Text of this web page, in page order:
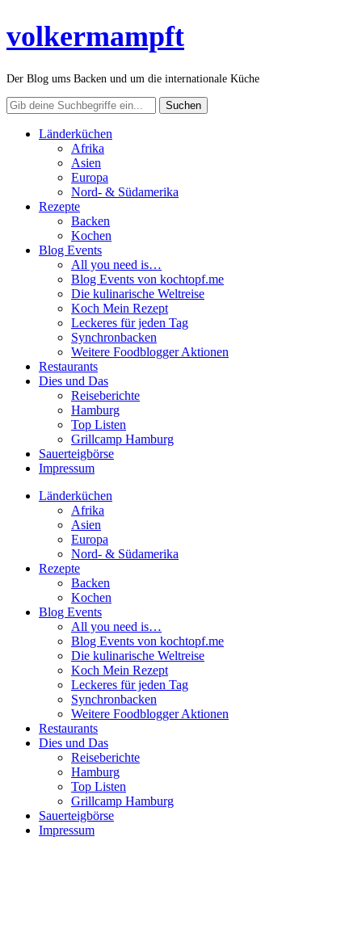
volkermampft
Der Blog ums Backen und um die internationale Küche
Länderküchen
Afrika
Asien
Europa
Nord- & Südamerika
Rezepte
Backen
Kochen
Blog Events
All you need is…
Blog Events von kochtopf.me
Die kulinarische Weltreise
Koch Mein Rezept
Leckeres für jeden Tag
Synchronbacken
Weitere Foodblogger Aktionen
Restaurants
Dies und Das
Reiseberichte
Hamburg
Top Listen
Grillcamp Hamburg
Sauerteigbörse
Impressum
Länderküchen
Afrika
Asien
Europa
Nord- & Südamerika
Rezepte
Backen
Kochen
Blog Events
All you need is…
Blog Events von kochtopf.me
Die kulinarische Weltreise
Koch Mein Rezept
Leckeres für jeden Tag
Synchronbacken
Weitere Foodblogger Aktionen
Restaurants
Dies und Das
Reiseberichte
Hamburg
Top Listen
Grillcamp Hamburg
Sauerteigbörse
Impressum